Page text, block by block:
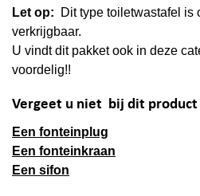
Let op:
Dit type toiletwastafel is
verkrijgbaar.
U vindt dit pakket ook in deze
voordelig!!
Vergeet u niet bij dit
Een fonteinplug
Een fonteinkraan
Een sifon